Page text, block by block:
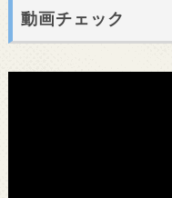
動画チェック